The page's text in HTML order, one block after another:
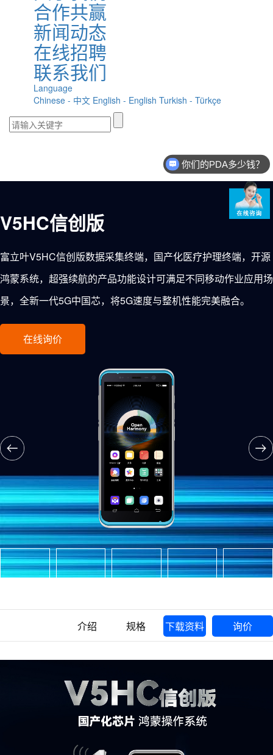
合作共赢
新闻动态
在线招聘
联系我们
Language
Chinese - 中文 English - English Turkish - Türkçe
V5HC信创版
富立叶V5HC信创版数据采集终端，国产化医疗护理终端，开源
鸿蒙系统，超强续航的产品功能设计可满足不同移动作业应用场
景，全新一代5G中国芯，将5G速度与整机性能完美融合。
在线询价
介绍 规格 下载资料 询价
你们的PDA多少钱？
现在有优惠活动么？